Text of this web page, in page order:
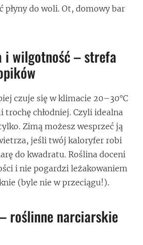
płyny do woli. Ot, domowy bar
i wilgotność – strefa
czuje się w klimacie 20–30°C
trochę chłodniej. Czyli idealna
Zimą możesz wesprzeć ją
jeśli twój kaloryfer robi
do kwadratu. Roślina doceni
i nie pogardzi leżakowaniem
(byle nie w przeciągu!).
roślinne narciarskie